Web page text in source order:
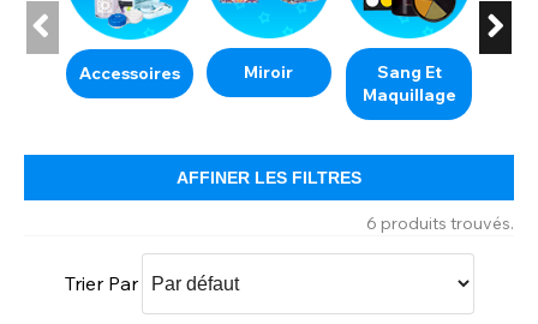
Accessoires Miroir
Sang Et
Maquillage
AFFINER LES FILTRES
6 produits trouvés.
Trier Par